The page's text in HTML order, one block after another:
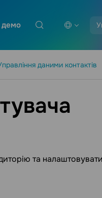
демо
даними контактів
та